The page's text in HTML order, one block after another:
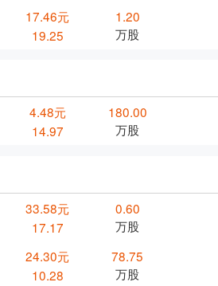
17.46元
19.25
1.20
万股
4.48元
14.97
180.00
万股
33.58元
17.17
0.60
万股
24.30元
10.28
78.75
万股